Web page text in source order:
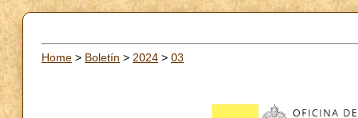
Home > Boletín > 2024 > 03